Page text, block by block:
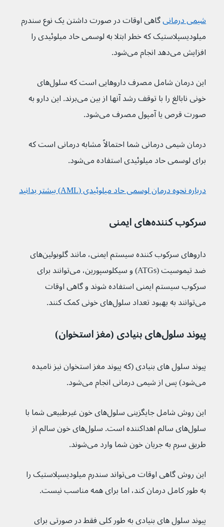
شیمی درمانیگاهی اوقات در صورت داشتن یک نوع سندرم
میلودیسپلاستیک که خطر ابتلا به لوسمی حاد میلوئیدی را
افزایش می‌دهد انجام می‌شود.
این درمان شامل مصرف داروهایی است که سلول‌های
خونی نابالغ را با توقف رشد آنها از بین می‌برند. این دارو به
صورت قرص یا آمپول مصرف می‌شود.
درمان شیمی درمانی شما احتمالاً مشابه درمانی است که
برای لوسمی حاد میلوئیدی استفاده می‌شود.
درباره نحوه درمان لوسمی حاد میلوئیدی (AML) بیشتر بدانید
سرکوب کننده‌های ایمنی
داروهای سرکوب کننده سیستم ایمنی، مانند گلوبولین‌های
ضد تیموسیت (ATGs) و سیکلوسپورین، می‌توانند برای
سرکوب سیستم ایمنی استفاده شوند و گاهی اوقات
می‌توانند به بهبود تعداد سلو‌ل‌های خونی کمک کنند.
پیوند سلول‌های بنیادی (مغز استخوان)
پیوند سلول های بنیادی (که پیوند مغز استخوان نیز نامیده
می‌شود) پس از شیمی درمانی انجام می‌شود.
این روش شامل جایگزینی سلول‌های خون غیرطبیعی شما با
سلول‌های سالم اهداکننده است. سلول‌های خون سالم از
طریق سرم به جریان خون شما وارد می‌شوند.
این روش گاهی اوقات می‌تواند سندرم میلودیسپلاستیک را
به طور کامل درمان کند، اما برای همه مناسب نیست.
پیوند سلول های بنیادی به طور کلی فقط در صورتی برای